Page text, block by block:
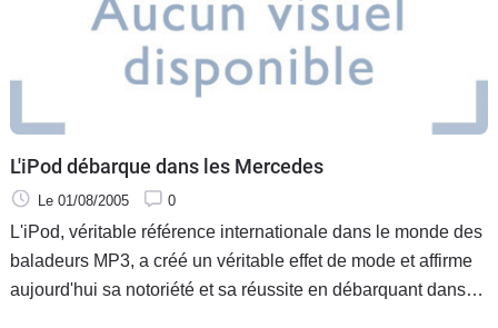
L'iPod débarque dans les Mercedes
Le 01/08/2005 0
L'iPod, véritable référence internationale dans le monde des
baladeurs MP3, a créé un véritable effet de mode et affirme
aujourd'hui sa notoriété et sa réussite en débarquant dans